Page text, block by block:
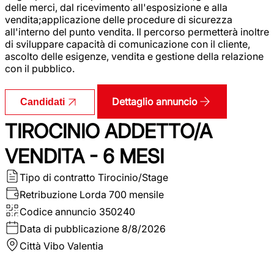
delle merci, dal ricevimento all'esposizione e alla
vendita;applicazione delle procedure di sicurezza
all'interno del punto vendita. Il percorso permetterà inoltre
di sviluppare capacità di comunicazione con il cliente,
ascolto delle esigenze, vendita e gestione della relazione
con il pubblico.
Candidati Dettaglio annuncio
TIROCINIO ADDETTO/A
VENDITA - 6 MESI
Tipo di contratto Tirocinio/Stage
Retribuzione Lorda 700 mensile
Codice annuncio 350240
Data di pubblicazione 8/8/2026
Città Vibo Valentia